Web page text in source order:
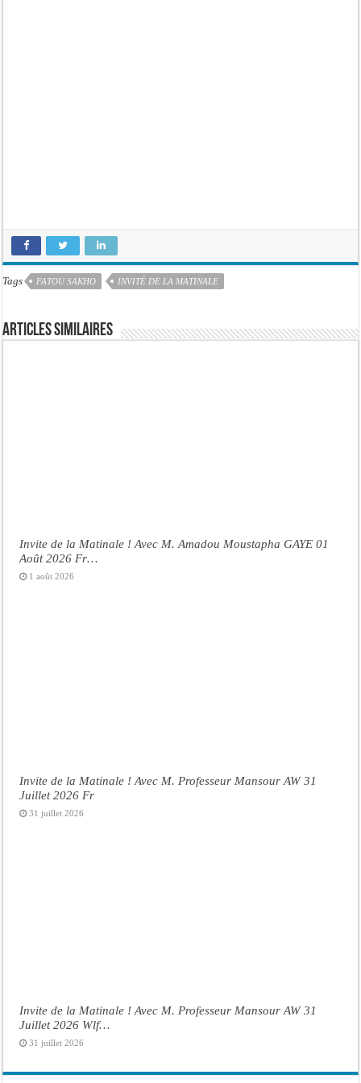
Tags FATOU SAKHO INVITÉ DE LA MATINALE
Articles similaires
Invite de la Matinale ! Avec M. Amadou Moustapha GAYE 01
Août 2026 Fr…
1 août 2026
Invite de la Matinale ! Avec M. Professeur Mansour AW 31
Juillet 2026 Fr
31 juillet 2026
Invite de la Matinale ! Avec M. Professeur Mansour AW 31
Juillet 2026 Wlf…
31 juillet 2026